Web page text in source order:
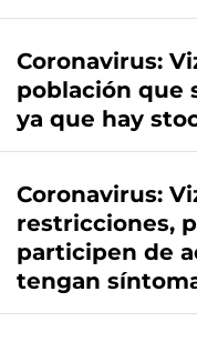
Coronavirus:
población que
ya que hay
Coronavirus:
restricciones,
participen de
tengan